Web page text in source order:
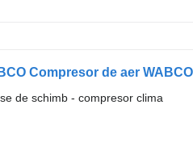
de schimb - compresor clima